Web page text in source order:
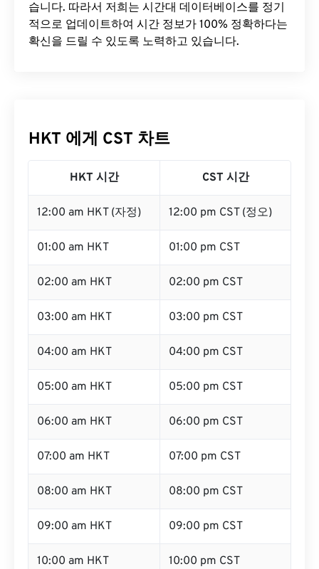
습니다. 따라서 저희는 시간대 데이터베이스를 정기
적으로 업데이트하여 시간 정보가 100% 정확하다는
확신을 드릴 수 있도록 노력하고 있습니다.
HKT 에게 CST 차트
HKT 시간 CST 시간
12:00 am HKT (자정) 12:00 pm CST (정오)
01:00 am HKT 01:00 pm CST
02:00 am HKT 02:00 pm CST
03:00 am HKT 03:00 pm CST
04:00 am HKT 04:00 pm CST
05:00 am HKT 05:00 pm CST
06:00 am HKT 06:00 pm CST
07:00 am HKT 07:00 pm CST
08:00 am HKT 08:00 pm CST
09:00 am HKT 09:00 pm CST
10:00 am HKT 10:00 pm CST